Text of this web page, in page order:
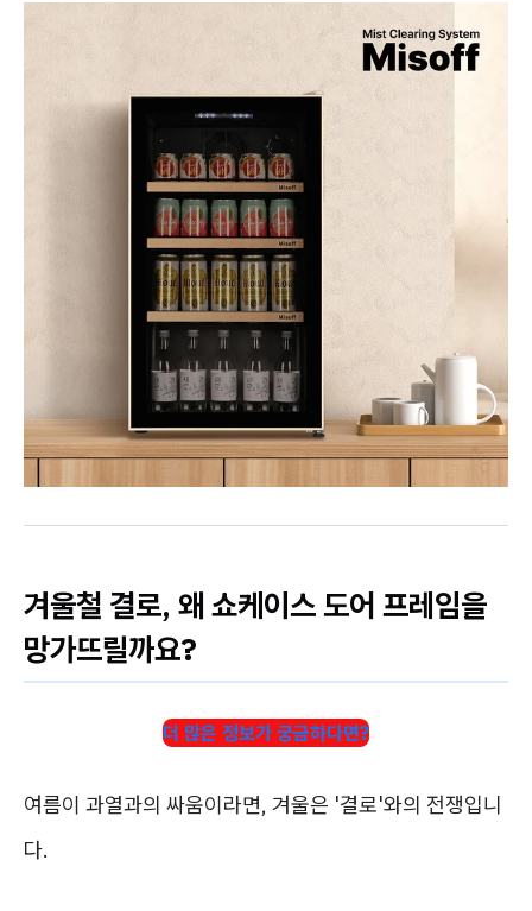
겨울철 결로, 왜 쇼케이스 도어 프레임을
망가뜨릴까요?
더 많은 정보가 궁금하다면?
여름이 과열과의 싸움이라면, 겨울은 '결로'와의 전쟁입니
다.